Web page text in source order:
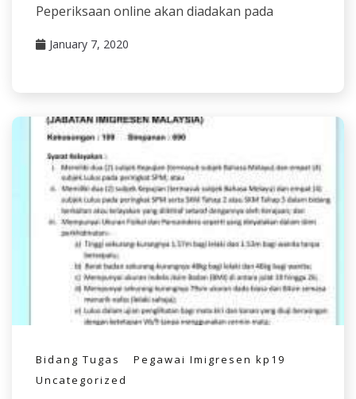
Peperiksaan online akan diadakan pada
January 7, 2020
Bidang Tugas
Pegawai Imigresen kp19
Uncategorized